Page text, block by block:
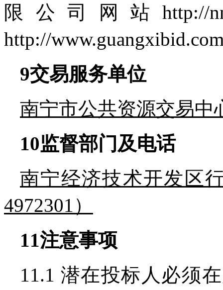
限公司网站http://
http://
9交易服务单位
南宁市公共资源交易中
10监督部门及电话
南宁经济技术开发区
4972301）
11注意事项
11.1 潜在投标人必须